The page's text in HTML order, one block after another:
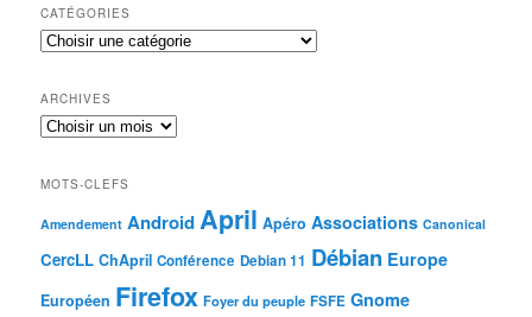
CATÉGORIES
ARCHIVES
MOTS-CLEFS
Amendement AndroidApril Apéro Associations Canonical
CercLL ChApril Conférence Debian 11 Débian Europe
Européen Firefox Foyer du peuple FSFE Gnome